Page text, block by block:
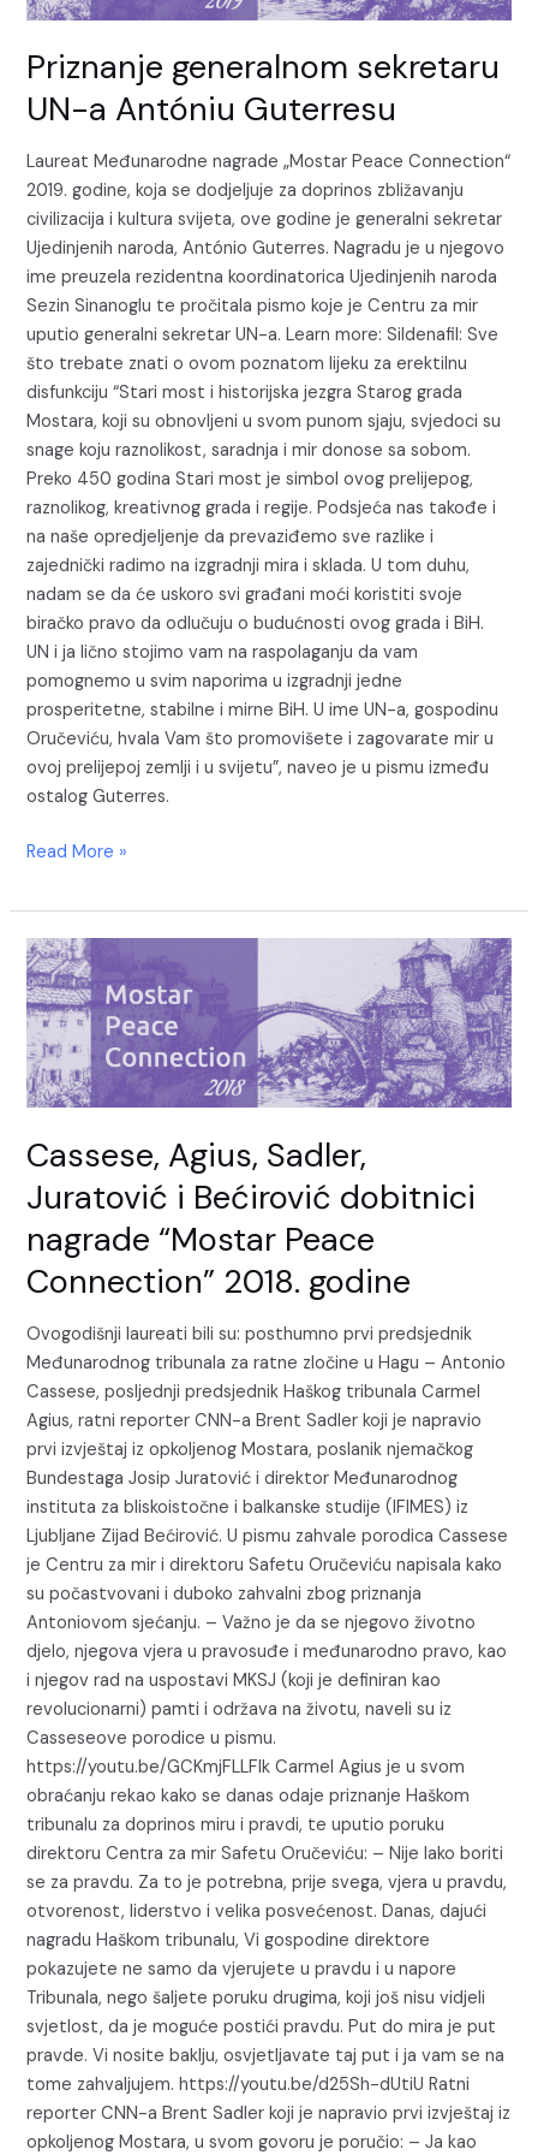
Priznanje generalnom sekretaru
UN-a Antóniu Guterresu
Laureat Međunarodne nagrade „Mostar Peace Connection“
2019. godine, koja se dodjeljuje za doprinos zbližavanju
civilizacija i kultura svijeta, ove godine je generalni sekretar
Ujedinjenih naroda, António Guterres. Nagradu je u njegovo
ime preuzela rezidentna koordinatorica Ujedinjenih naroda
Sezin Sinanoglu te pročitala pismo koje je Centru za mir
uputio generalni sekretar UN-a. Learn more: Sildenafil: Sve
što trebate znati o ovom poznatom lijeku za erektilnu
disfunkciju “Stari most i historijska jezgra Starog grada
Mostara, koji su obnovljeni u svom punom sjaju, svjedoci su
snage koju raznolikost, saradnja i mir donose sa sobom.
Preko 450 godina Stari most je simbol ovog prelijepog,
raznolikog, kreativnog grada i regije. Podsjeća nas takođe i
na naše opredjeljenje da prevaziđemo sve razlike i
zajednički radimo na izgradnji mira i sklada. U tom duhu,
nadam se da će uskoro svi građani moći koristiti svoje
biračko pravo da odlučuju o budućnosti ovog grada i BiH.
UN i ja lično stojimo vam na raspolaganju da vam
pomognemo u svim naporima u izgradnji jedne
prosperitetne, stabilne i mirne BiH. U ime UN-a, gospodinu
Oručeviću, hvala Vam što promovišete i zagovarate mir u
ovoj prelijepoj zemlji i u svijetu”, naveo je u pismu između
ostalog Guterres.
Antóniu
Read More »
Cassese, Agius, Sadler,
Juratović i Bećirović dobitnici
nagrade “Mostar Peace
Connection” 2018. godine
Ovogodišnji laureati bili su: posthumno prvi predsjednik
Međunarodnog tribunala za ratne zločine u Hagu – Antonio
Cassese, posljednji predsjednik Haškog tribunala Carmel
Agius, ratni reporter CNN-a Brent Sadler koji je napravio
prvi izvještaj iz opkoljenog Mostara, poslanik njemačkog
Bundestaga Josip Juratović i direktor Međunarodnog
instituta za bliskoistočne i balkanske studije (IFIMES) iz
Ljubljane Zijad Bećirović. U pismu zahvale porodica Cassese
je Centru za mir i direktoru Safetu Oručeviću napisala kako
su počastvovani i duboko zahvalni zbog priznanja
Antoniovom sjećanju. – Važno je da se njegovo životno
djelo, njegova vjera u pravosuđe i međunarodno pravo, kao
i njegov rad na uspostavi MKSJ (koji je definiran kao
revolucionarni) pamti i održava na životu, naveli su iz
Casseseove porodice u pismu.
https://youtu.be/GCKmjFLLFlk Carmel Agius je u svom
obraćanju rekao kako se danas odaje priznanje Haškom
tribunalu za doprinos miru i pravdi, te uputio poruku
direktoru Centra za mir Safetu Oručeviću: – Nije lako boriti
se za pravdu. Za to je potrebna, prije svega, vjera u pravdu,
otvorenost, liderstvo i velika posvećenost. Danas, dajući
nagradu Haškom tribunalu, Vi gospodine direktore
pokazujete ne samo da vjerujete u pravdu i u napore
Tribunala, nego šaljete poruku drugima, koji još nisu vidjeli
svjetlost, da je moguće postići pravdu. Put do mira je put
pravde. Vi nosite baklju, osvjetljavate taj put i ja vam se na
tome zahvaljujem. https://youtu.be/d25Sh-dUtiU Ratni
reporter CNN-a Brent Sadler koji je napravio prvi izvještaj iz
opkoljenog Mostara, u svom govoru je poručio: – Ja kao
Cassese,
Agius,
Sadler,
Juratović
i
Bećirović
nagrade
“Mostar
Peace
Connection”
2018.
godine